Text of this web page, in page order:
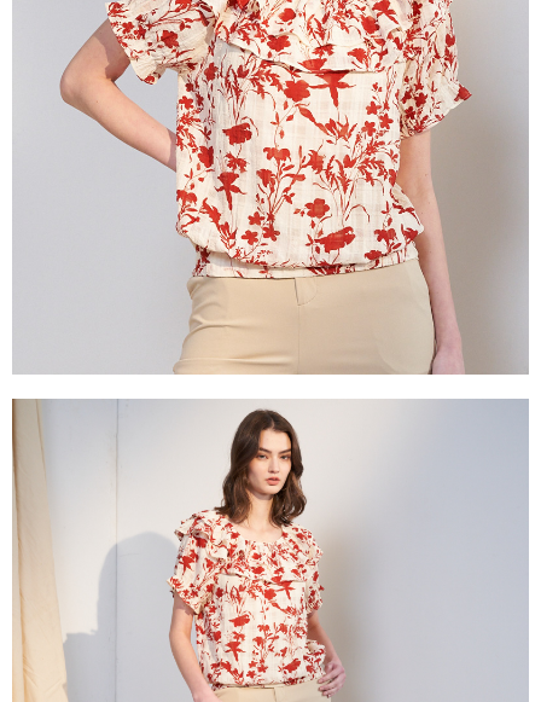
由本公司與您本人進行分期帳單所需資料之確認、核對及更正。
3.完整用戶服務條款，請詳閱以下連結：https://oppay.tw/userRule
客戶支援中心」https://netprotections.freshdesk.com/support/home
【注意事項】
１．透過由恩沛科技股份有限公司提供之「AFTEE先享後付」服務完成之交
易，需依本服務之必要範圍內提供個人資料，並將交易相關給付款項請求債
權轉讓予恩沛科技股份有限公司。
２．關於個人資料處理事宜，請瀏覽以下網址：
https://aftee.tw/terms/#terms3
３．未成年的使用者請事先徵得法定代理人或監護人之同意方可使用
「AFTEE先享後付」，若未經同意申辦者引起之損失，本公司不負相關責
４．使用「AFTEE先享後付」時，將依據個別帳號之用戶狀況，依本公司即
時審查核予不同之上限額度；若仍有額度不足之情形，本公司將視審查結果
５．嚴禁一人註冊多個帳號或使用他人資訊註冊。若發現惡意使用之情形，
恩沛科技股份有限公司將有權停止該用戶之使用額度並採取法律行動。